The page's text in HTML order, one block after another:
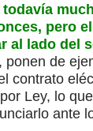
pero
al lado del
ponen de
contrato
Ley, lo
ante